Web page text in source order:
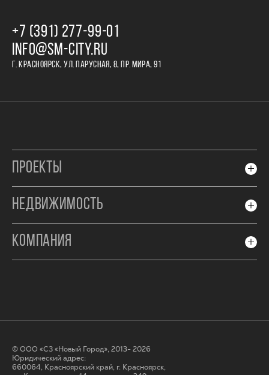
+7 (391) 277‒99‒01
INFO@SM-CITY.RU
Г. КРАСНОЯРСК, УЛ. ПАРУСНАЯ, 8, ПР. МИРА, 91
ПРОЕКТЫ
НЕДВИЖИМОСТЬ
КОМПАНИЯ
© ООО «СЗ «Новый Город», 2013- 2026
Юридический адрес:
660064, Красноярский край, г. Красноярск,